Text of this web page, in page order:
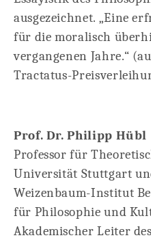
ausgezeichnet. „Eine
für die moralisch
vergangenen Jahre.“
Tractatus-
Prof. Dr. Philipp Hübl
Professor für
Universität Stuttgart
Weizenbaum-Institut
für Philosophie und
Akademischer Leiter